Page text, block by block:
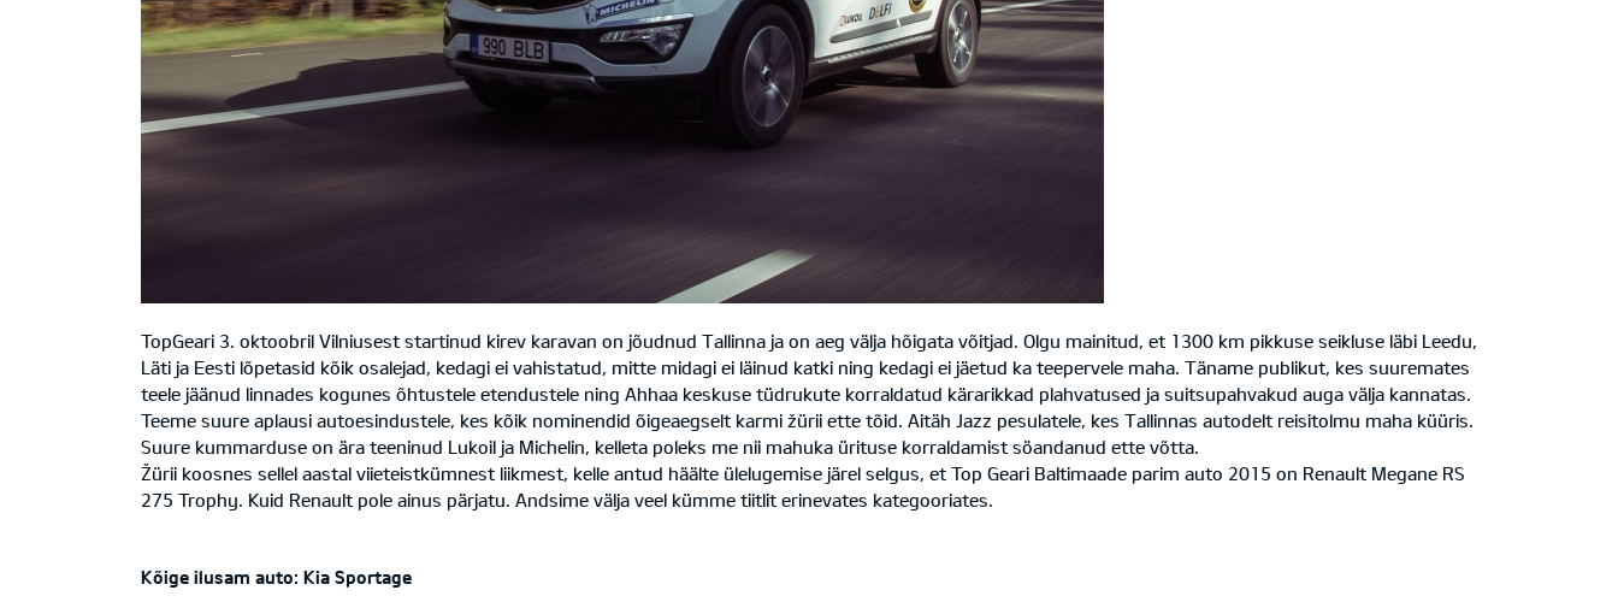
TopGeari 3. oktoobril Vilniusest startinud kirev karavan on jõudnud Tallinna ja on aeg välja hõigata võitjad. Olgu mainitud, et 1300 km pikkuse seikluse läbi Leedu,
Läti ja Eesti lõpetasid kõik osalejad, kedagi ei vahistatud, mitte midagi ei läinud katki ning kedagi ei jäetud ka teepervele maha. Täname publikut, kes suuremates
teele jäänud linnades kogunes õhtustele etendustele ning Ahhaa keskuse tüdrukute korraldatud kärarikkad plahvatused ja suitsupahvakud auga välja kannatas.
Teeme suure aplausi autoesindustele, kes kõik nominendid õigeaegselt karmi žürii ette tõid. Aitäh Jazz pesulatele, kes Tallinnas autodelt reisitolmu maha küüris.
Suure kummarduse on ära teeninud Lukoil ja Michelin, kelleta poleks me nii mahuka ürituse korraldamist söandanud ette võtta.
Žürii koosnes sellel aastal viieteistkümnest liikmest, kelle antud häälte ülelugemise järel selgus, et Top Geari Baltimaade parim auto 2015 on Renault Megane RS
275 Trophy. Kuid Renault pole ainus pärjatu. Andsime välja veel kümme tiitlit erinevates kategooriates.
Kõige ilusam auto: Kia Sportage